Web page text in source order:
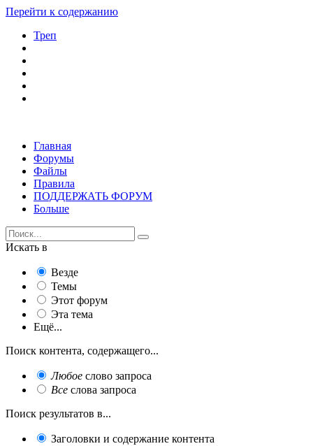
Перейти к содержанию
Треп
Главная
Форумы
Файлы
Правила
ПОДДЕРЖАТЬ ФОРУМ
Больше
Искать в
Везде
Темы
Этот форум
Эта тема
Ещё...
Поиск контента, содержащего...
Любое слово запроса
Все слова запроса
Поиск результатов в...
Заголовки и содержание контента